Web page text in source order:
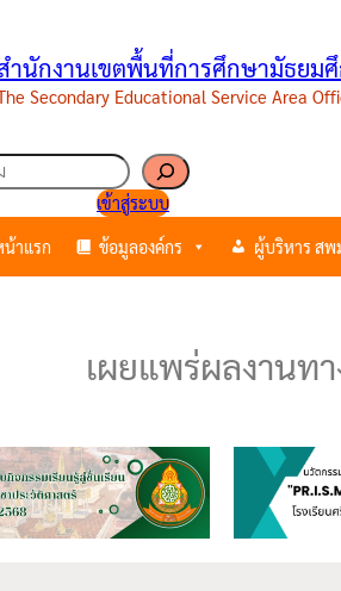
ำนักงานเขตพื้นที่การศึกษามัธยม
Secondary Educational Service Area
เข้าสู่ระบบ
น้าแรก ข้อมูลองค์กร ผู้บริหาร ส
เผยแพร่ผลงานทา